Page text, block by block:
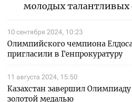
молодых талантливых
10 сентября 2024, 10:23
Олимпийского чемпиона
пригласили в Генпрокуратуру
11 августа 2024, 15:50
Казахстан завершил
золотой медалью